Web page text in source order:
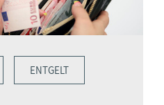
ENTGELT